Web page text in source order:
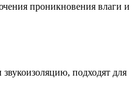
проникновения влаги и
подходят для